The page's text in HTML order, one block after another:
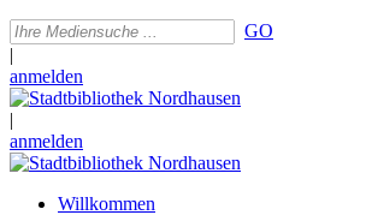
GO
|
anmelden
|
anmelden
Willkommen